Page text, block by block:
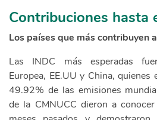
Contribuciones hasta
Los países que más contribuyen
Las INDC más esperadas
Europea, EE.UU y China,
49.92% de las emisiones
de la CMNUCC dieron a